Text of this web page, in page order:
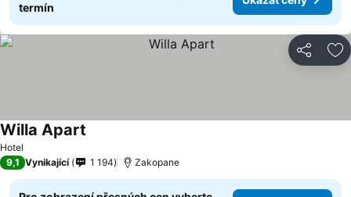
termín
Sdílet
Hotel
Willa Apart
9,1 Vynikající 1 194 Zakopane